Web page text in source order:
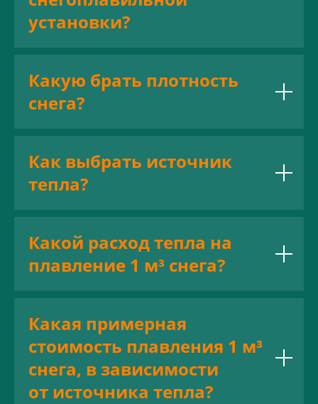
установки?
Какую брать плотность
снега?
Как выбрать источник
тепла?
Какой расход тепла на
плавление 1 м³ снега?
Какая примерная
стоимость плавления 1 м³
снега, в зависимости
от источника тепла?